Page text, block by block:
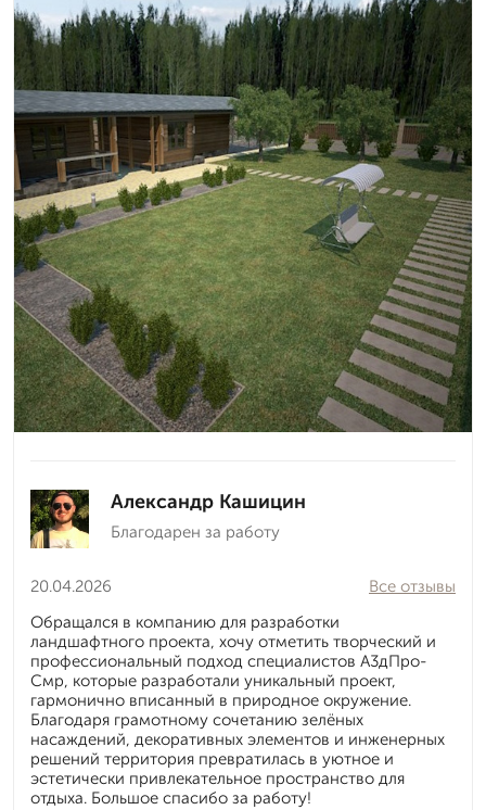
Александр Кашицин
Благодарен за работу
20.04.2026
Все отзывы
Обращался в компанию для разработки
ландшафтного проекта, хочу отметить творческий и
профессиональный подход специалистов А3дПро-
Смр, которые разработали уникальный проект,
гармонично вписанный в природное окружение.
Благодаря грамотному сочетанию зелёных
насаждений, декоративных элементов и инженерных
решений территория превратилась в уютное и
эстетически привлекательное пространство для
отдыха. Большое спасибо за работу!